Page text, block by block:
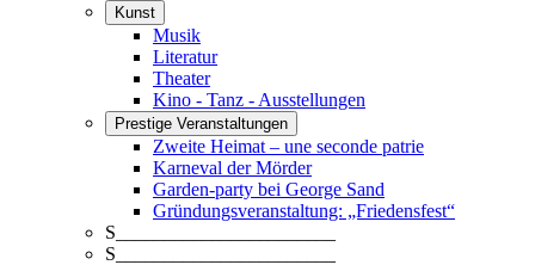
Kunst
Musik
Literatur
Theater
Kino - Tanz - Ausstellungen
Prestige Veranstaltungen
Zweite Heimat – une seconde patrie
Karneval der Mörder
Garden-party bei George Sand
Gründungsveranstaltung: „Friedensfest“
S_______________________
S_______________________